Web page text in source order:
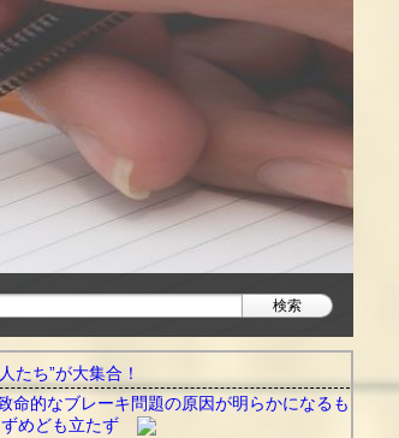
たち”が大集合！
命的なブレーキ問題の原因が明らかになるも
めども立たず